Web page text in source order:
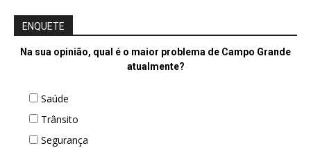
ENQUETE
Na sua opinião, qual é o maior problema de Campo Grande
atualmente?
Saúde
Trânsito
Segurança